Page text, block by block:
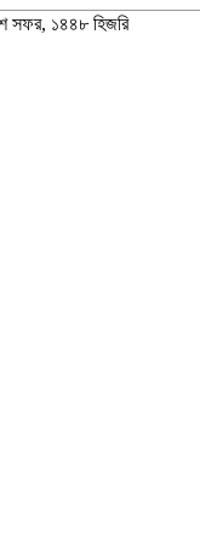
সফর, ১৪৪৮ হিজরি